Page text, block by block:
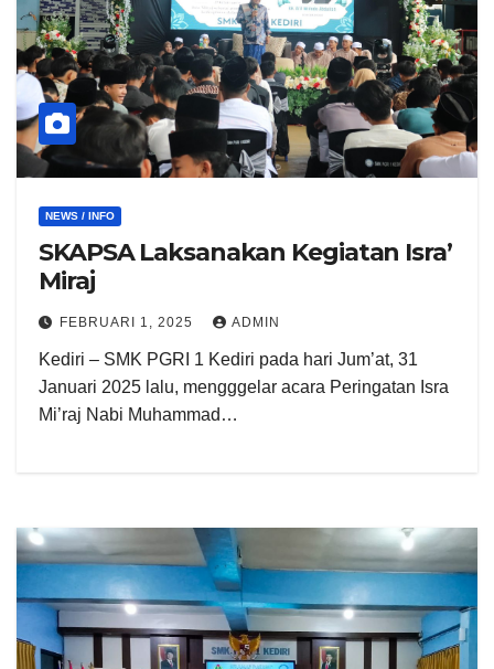
NEWS / INFO
SKAPSA Laksanakan Kegiatan Isra’
Miraj
FEBRUARI 1, 2025 ADMIN
Kediri – SMK PGRI 1 Kediri pada hari Jum’at, 31
Januari 2025 lalu, mengggelar acara Peringatan Isra
Mi’raj Nabi Muhammad…